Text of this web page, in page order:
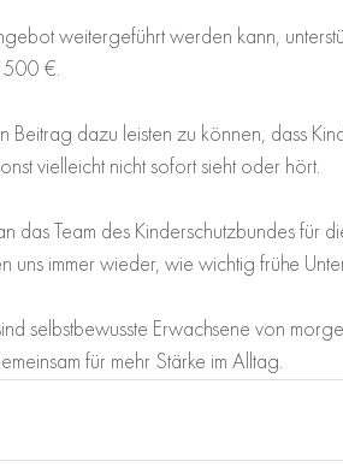
weitergeführt werden kann,
500 €.
Beitrag dazu leisten zu können, dass
vielleicht nicht sofort sieht oder hört.
das Team des Kinderschutzbundes für
uns immer wieder, wie wichtig frühe
selbstbewusste Erwachsene von
für mehr Stärke im Alltag.